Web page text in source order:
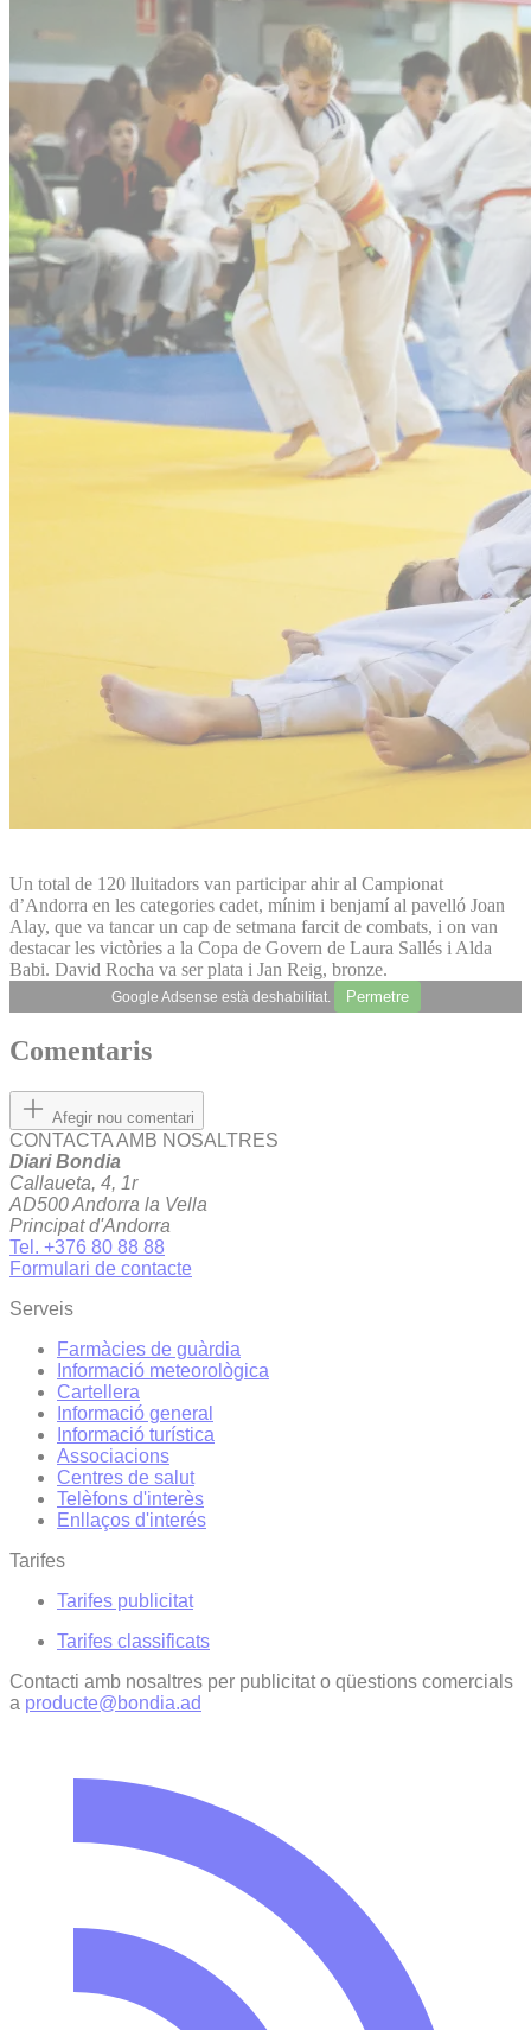
Un total de 120 lluitadors van participar ahir al Campionat
d’Andorra en les categories cadet, mínim i benjamí al pavelló Joan
Alay, que va tancar un cap de setmana farcit de combats, i on van
destacar les victòries a la Copa de Govern de Laura Sallés i Alda
Babi. David Rocha va ser plata i Jan Reig, bronze.
Google Adsense està deshabilitat. Permetre
Comentaris
Afegir nou comentari
CONTACTA AMB NOSALTRES
Diari Bondia
Callaueta, 4, 1r
AD500 Andorra la Vella
Principat d'Andorra
Tel. +376 80 88 88
Formulari de contacte
Serveis
Farmàcies de guàrdia
Informació meteorològica
Cartellera
Informació general
Informació turística
Associacions
Centres de salut
Telèfons d'interès
Enllaços d'interés
Tarifes
Tarifes publicitat
Tarifes classificats
Contacti amb nosaltres per publicitat o qüestions comercials
a producte@bondia.ad